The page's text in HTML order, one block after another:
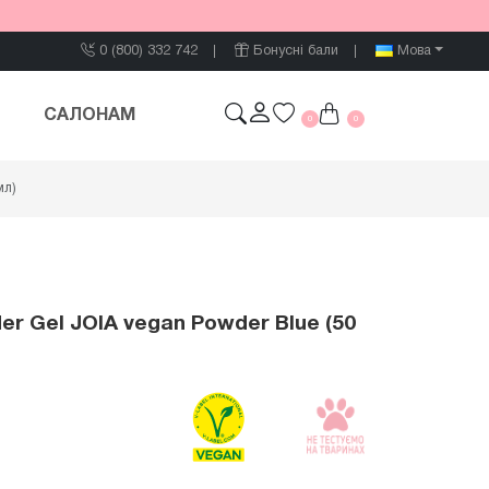
0 (800) 332 742 Бонусні бали Мова
САЛОНАМ 0 0
Gel JOIA vegan Powder Blue (50